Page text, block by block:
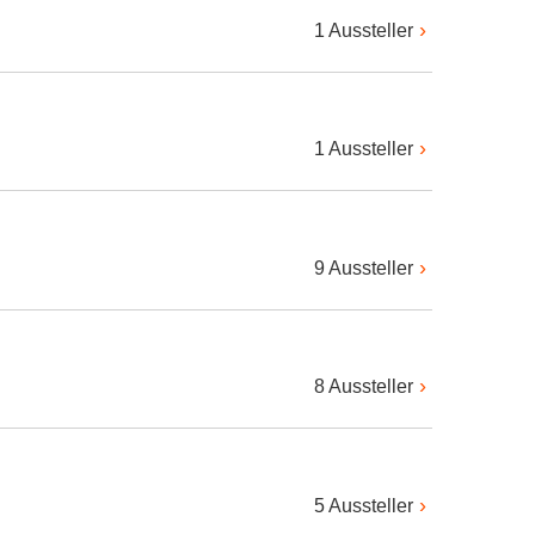
1 Aussteller
1 Aussteller
9 Aussteller
8 Aussteller
5 Aussteller